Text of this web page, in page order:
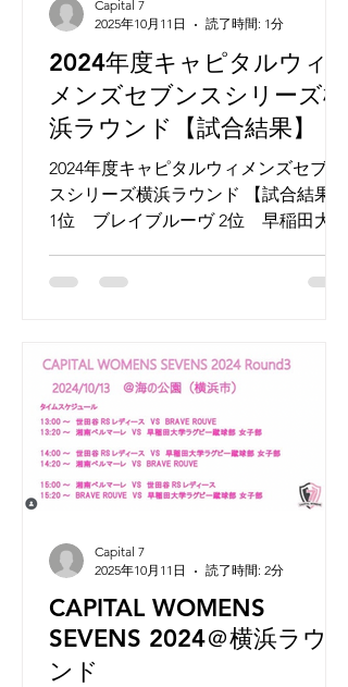
2024年度キャピタルウィ
メンズセブンスシリーズ横
浜ラウンド【試合結果】
2024年度キャピタルウィメンズセブン
スシリーズ横浜ラウンド 【試合結果】
1位 ブレイブルーヴ 2位 早稲田大学
レディース 4位 湘南ベルマーレBell7
Capital 7
2025年10月11日
読了時間: 1分
CAPITAL WOMENS
SEVENS 2024＠横浜ラウ
ンド
Capital 7
2025年10月11日
読了時間: 2分